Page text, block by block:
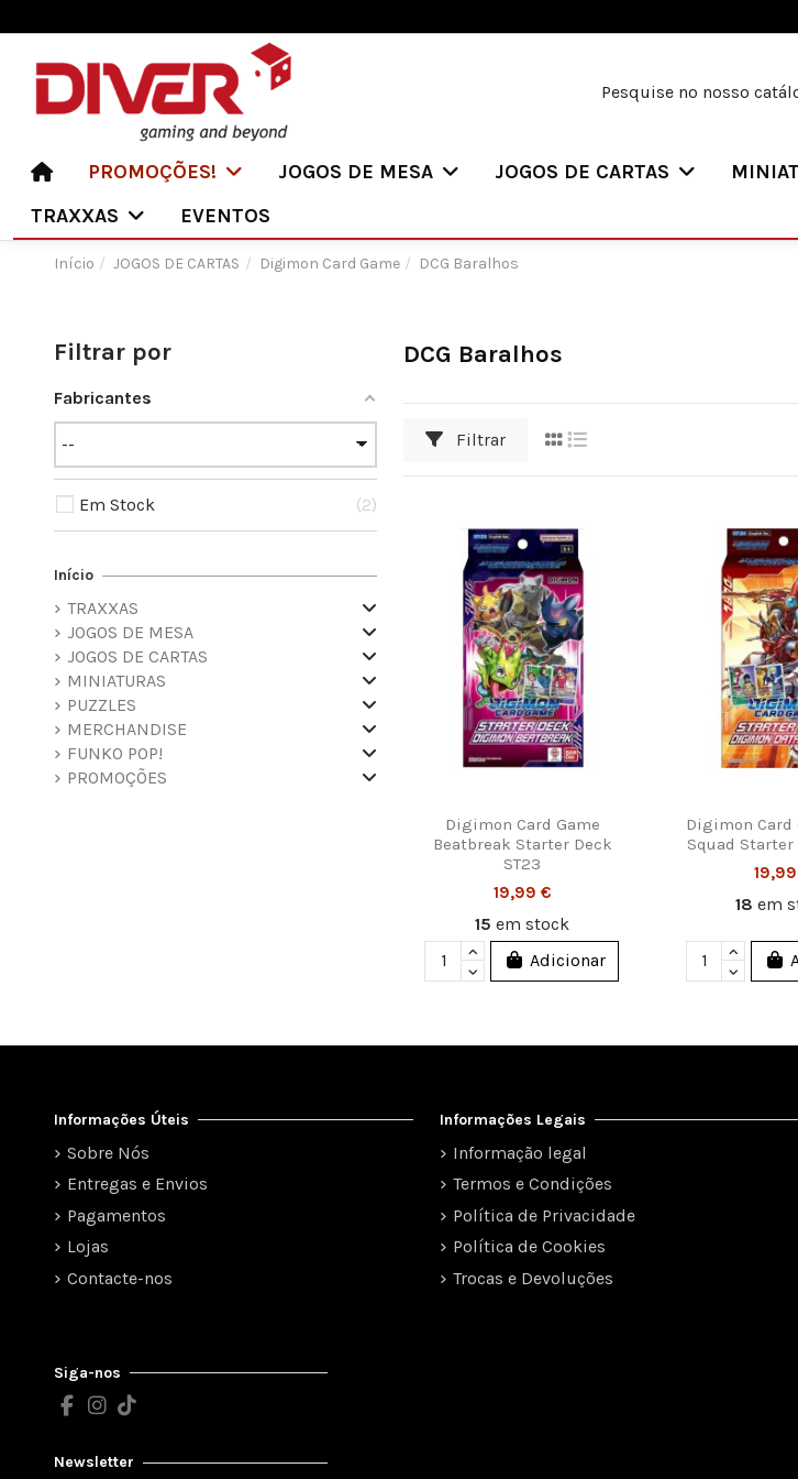
PROMOÇÕES! JOGOS DE MESA JOGOS DE CARTAS
TRAXXAS
EVENTOS
Início JOGOS DE CARTAS Digimon Card Game DCG Baralhos
DCG Baralhos
Filtrar
Digimon Card Game
Beatbreak Starter Deck
ST23
19,99 €
15em stock
Adicionar
Digimon Card
Squad Starter
18 em
Filtrar por
Fabricantes
Em Stock 2
Início
TRAXXAS
JOGOS DE MESA
JOGOS DE CARTAS
MINIATURAS
PUZZLES
MERCHANDISE
FUNKO POP!
PROMOÇÕES
Informações Úteis
Sobre Nós
Entregas e Envios
Pagamentos
Lojas
Contacte-nos
Informações Legais
Informação legal
Termos e Condições
Política de Privacidade
Política de Cookies
Trocas e Devoluções
Siga-nos
Newsletter